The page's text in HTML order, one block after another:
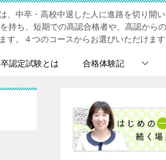
、中卒・高校中退した人に進路を切り開い
持ち、短期での高認合格者や、高認から
す。４つのコースからお選びいただけます
認定試験とは 合格体験記